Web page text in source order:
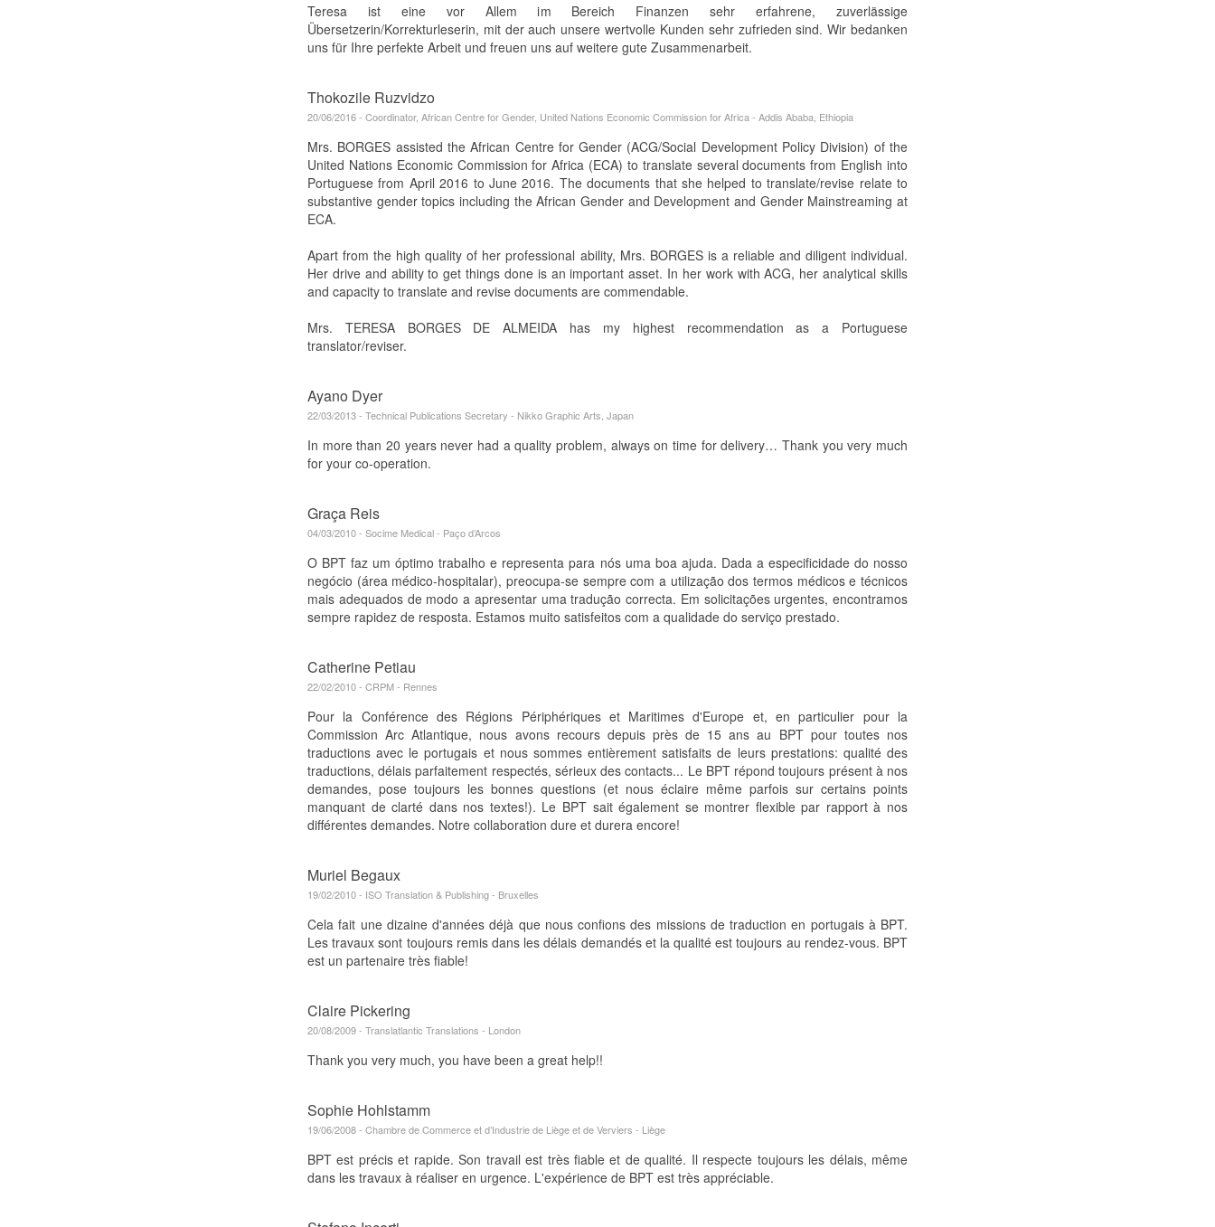
Teresa ist eine vor Allem im Bereich Finanzen sehr erfahrene, zuverlässige
Übersetzerin/Korrekturleserin, mit der auch unsere wertvolle Kunden sehr zufrieden sind. Wir bedanken
uns für Ihre perfekte Arbeit und freuen uns auf weitere gute Zusammenarbeit.
Thokozile Ruzvidzo
20/06/2016 - Coordinator, African Centre for Gender, United Nations Economic Commission for Africa - Addis Ababa, Ethiopia
Mrs. BORGES assisted the African Centre for Gender (ACG/Social Development Policy Division) of the
United Nations Economic Commission for Africa (ECA) to translate several documents from English into
Portuguese from April 2016 to June 2016. The documents that she helped to translate/revise relate to
substantive gender topics including the African Gender and Development and Gender Mainstreaming at
ECA.
Apart from the high quality of her professional ability, Mrs. BORGES is a reliable and diligent individual.
Her drive and ability to get things done is an important asset. In her work with ACG, her analytical skills
and capacity to translate and revise documents are commendable.
Mrs. TERESA BORGES DE ALMEIDA has my highest recommendation as a Portuguese
translator/reviser.
Ayano Dyer
22/03/2013 - Technical Publications Secretary - Nikko Graphic Arts, Japan
In more than 20 years never had a quality problem, always on time for delivery… Thank you very much
for your co-operation.
Graça Reis
04/03/2010 - Socime Medical - Paço d’Arcos
O BPT faz um óptimo trabalho e representa para nós uma boa ajuda. Dada a especificidade do nosso
negócio (área médico-hospitalar), preocupa-se sempre com a utilização dos termos médicos e técnicos
mais adequados de modo a apresentar uma tradução correcta. Em solicitações urgentes, encontramos
sempre rapidez de resposta. Estamos muito satisfeitos com a qualidade do serviço prestado.
Catherine Petiau
22/02/2010 - CRPM - Rennes
Pour la Conférence des Régions Périphériques et Maritimes d'Europe et, en particulier pour la
Commission Arc Atlantique, nous avons recours depuis près de 15 ans au BPT pour toutes nos
traductions avec le portugais et nous sommes entièrement satisfaits de leurs prestations: qualité des
traductions, délais parfaitement respectés, sérieux des contacts... Le BPT répond toujours présent à nos
demandes, pose toujours les bonnes questions (et nous éclaire même parfois sur certains points
manquant de clarté dans nos textes!). Le BPT sait également se montrer flexible par rapport à nos
différentes demandes. Notre collaboration dure et durera encore!
Muriel Begaux
19/02/2010 - ISO Translation & Publishing - Bruxelles
Cela fait une dizaine d'années déjà que nous confions des missions de traduction en portugais à BPT.
Les travaux sont toujours remis dans les délais demandés et la qualité est toujours au rendez-vous. BPT
est un partenaire très fiable!
Claire Pickering
20/08/2009 - Translatlantic Translations - London
Thank you very much, you have been a great help!!
Sophie Hohlstamm
19/06/2008 - Chambre de Commerce et d’Industrie de Liège et de Verviers - Liège
BPT est précis et rapide. Son travail est très fiable et de qualité. Il respecte toujours les délais, même
dans les travaux à réaliser en urgence. L'expérience de BPT est très appréciable.